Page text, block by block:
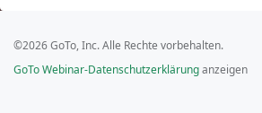
©2026 GoTo, Inc. Alle Rechte vorbehalten.
GoTo Webinar-Datenschutzerklärunganzeigen